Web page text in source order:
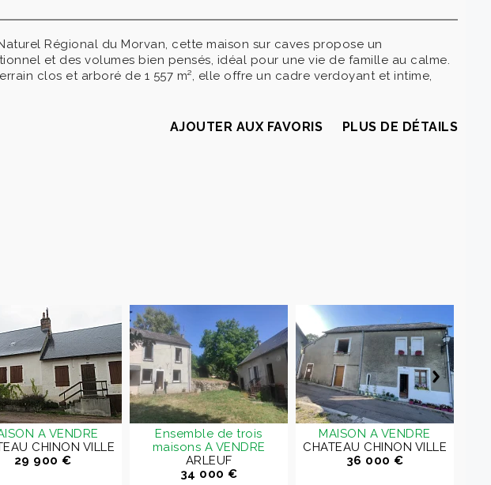
Régional du Morvan, cette maison sur caves propose un
et des volumes bien pensés, idéal pour une vie de famille au calme.
clos et arboré de 1 557 m², elle offre un cadre verdoyant et intime,
AJOUTER AUX FAVORIS PLUS DE DÉTAILS
A VENDRE
CHINON VILLE
29 900 €
Ensemble de trois
maisons A VENDRE
ARLEUF
34 000 €
MAISON A VENDRE
CHATEAU CHINON VILLE
36 000 €